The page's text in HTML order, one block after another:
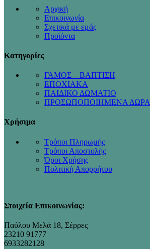
Αρχική
Επικοινωνία
Σχετικά με εμάς
Προϊόντα
Κατηγορίες
ΓΑΜΟΣ – ΒΑΠΤΙΣΗ
ΕΠΟΧΙΑΚΑ
ΠΑΙΔΙΚΟ ΔΩΜΑΤΙΟ
ΠΡΟΣΩΠΟΠΟΙΗΜΕΝΑ ΔΩΡΑ
Χρήσιμα
Τρόποι Πληρωμής
Τρόποι Αποστολής
Όροι Χρήσης
Πολιτική Απορρήτου
Στοιχεία Επικοινωνίας:
Παύλου Μελά 18, Σέρρες
23210 91777
6933282128